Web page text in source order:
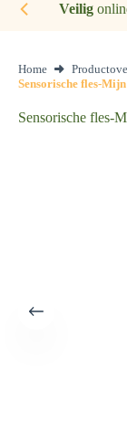
Veilig
Home
Sensorische fles-
Sensorische fles-